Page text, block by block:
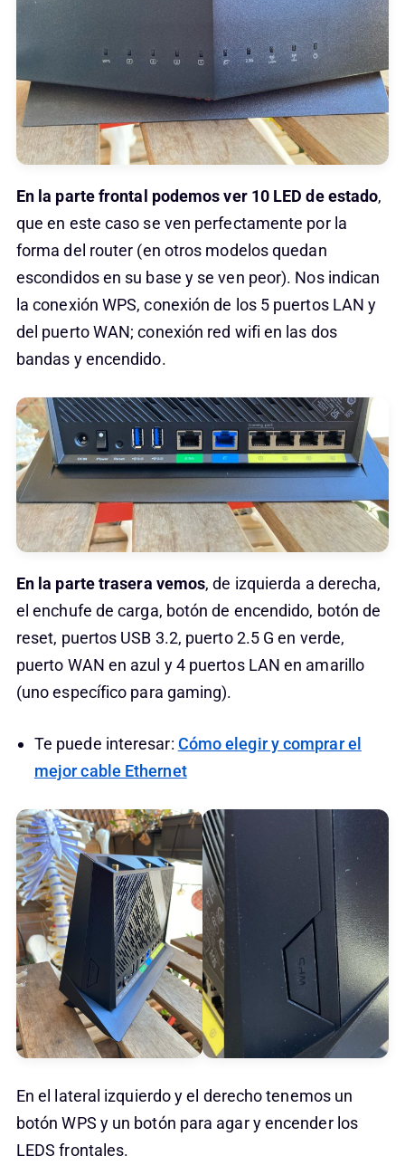
En la parte frontal podemos ver 10 LED de estado,
que en este caso se ven perfectamente por la
forma del router (en otros modelos quedan
escondidos en su base y se ven peor). Nos indican
la conexión WPS, conexión de los 5 puertos LAN y
del puerto WAN; conexión red wifi en las dos
bandas y encendido.
En la parte trasera vemos, de izquierda a derecha,
el enchufe de carga, botón de encendido, botón de
reset, puertos USB 3.2, puerto 2.5 G en verde,
puerto WAN en azul y 4 puertos LAN en amarillo
(uno específico para gaming).
Te puede interesar: Cómo elegir y comprar el
mejor cable Ethernet
En el lateral izquierdo y el derecho tenemos un
botón WPS y un botón para agar y encender los
LEDS frontales.